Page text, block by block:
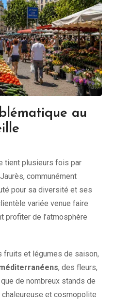
au
tient plusieurs fois par
communément
pour sa diversité et ses
variée venue faire
profiter de l’atmosphère
fruits et légumes de saison,
, des fleurs,
de nombreux stands de
chaleureuse et cosmopolite